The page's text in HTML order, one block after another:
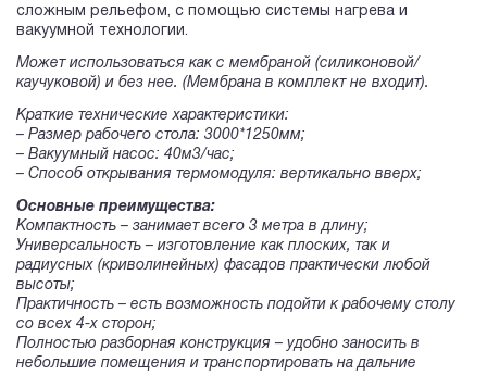
сложным рельефом, с помощью системы нагрева и
вакуумной технологии.
Может использоваться как с мембраной (силиконовой/
каучуковой) и без нее. (Мембрана в комплект не входит).
Краткие технические характеристики:
– Размер рабочего стола: 3000*1250мм;
– Вакуумный насос: 40м3/час;
– Способ открывания термомодуля: вертикально вверх;
Основные преимущества:
Компактность – занимает всего 3 метра в длину;
Универсальность – изготовление как плоских, так и
радиусных (криволинейных) фасадов практически любой
высоты;
Практичность – есть возможность подойти к рабочему столу
со всех 4-х сторон;
Полностью разборная конструкция – удобно заносить в
небольшие помещения и транспортировать на дальние